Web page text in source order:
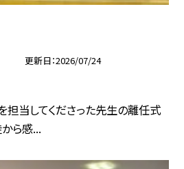
更新日 2026/07/24
担当してくださった先生の離任式
ら感...